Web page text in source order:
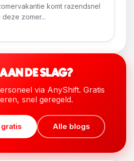
komt razendsnel
zomer...
AAN DE SLAG?
via AnyShift. Gratis
snel geregeld.
Alle blogs